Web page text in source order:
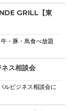
GRILL【東
・豚・鳥食べ放題
ス相談会
ルビジネス相談会に